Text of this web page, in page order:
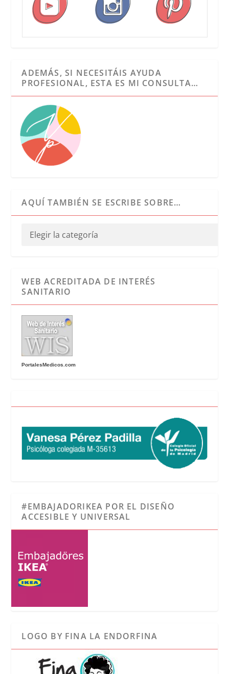
ADEMÁS, SI NECESITÁIS AYUDA
PROFESIONAL, ESTA ES MI CONSULTA…
AQUÍ TAMBIÉN SE ESCRIBE SOBRE…
WEB ACREDITADA DE INTERÉS
SANITARIO
PortalesMedicos.com
#EMBAJADORIKEA POR EL DISEÑO
ACCESIBLE Y UNIVERSAL
LOGO BY FINA LA ENDORFINA